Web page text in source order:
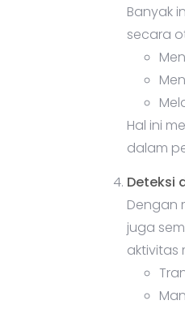
Banyak
secara
Hal ini
dalam
Deteksi
Dengan
juga
aktivitas